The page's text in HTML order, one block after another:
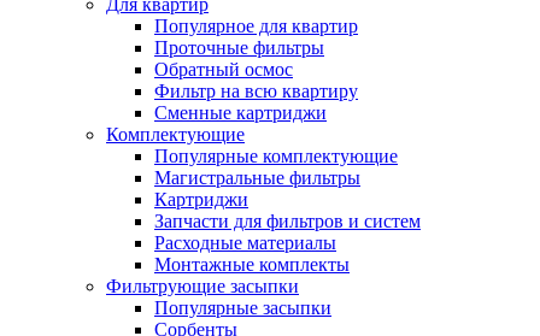
Для квартир
Популярное для квартир
Проточные фильтры
Обратный осмос
Фильтр на всю квартиру
Сменные картриджи
Комплектующие
Популярные комплектующие
Магистральные фильтры
Картриджи
Запчасти для фильтров и систем
Расходные материалы
Монтажные комплекты
Фильтрующие засыпки
Популярные засыпки
Сорбенты